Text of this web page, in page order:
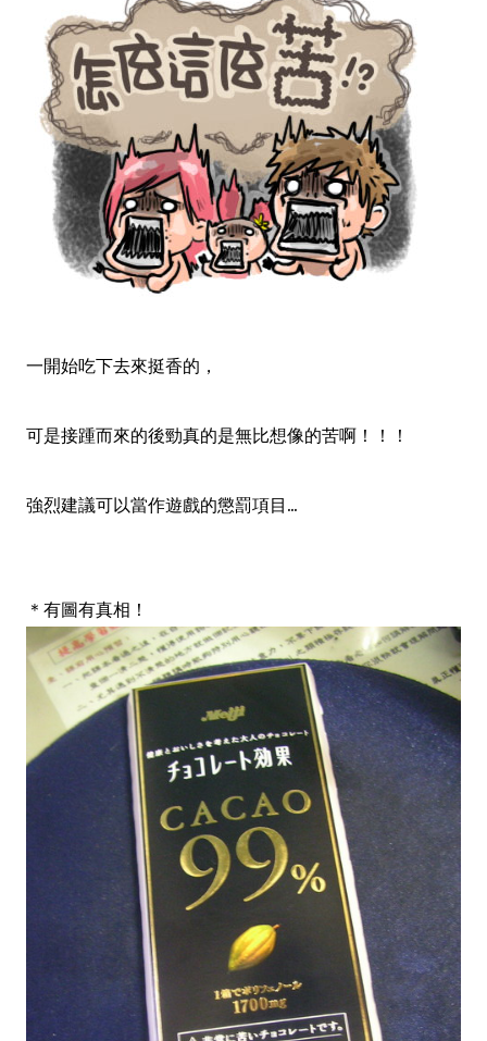
一開始吃下去來挺香的，
可是接踵而來的後勁真的是無比想像的苦啊！！！
強烈建議可以當作遊戲的懲罰項目...
＊有圖有真相！